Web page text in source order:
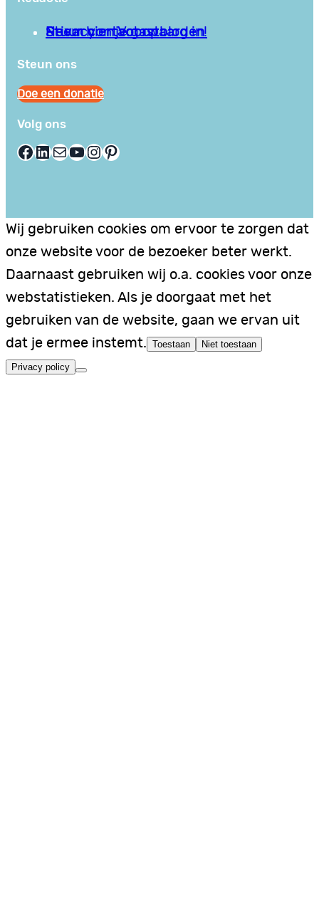
Privacy en Voorwaarden
Stuur hier je gastblog in!
Neem contact op
Steun ons
Doe een donatie
Volg ons
Facebook LinkedIn E-mail YouTube InstagramPinterest
Wij gebruiken cookies om ervoor te zorgen dat
onze website voor de bezoeker beter werkt.
Daarnaast gebruiken wij o.a. cookies voor onze
webstatistieken. Als je doorgaat met het
gebruiken van de website, gaan we ervan uit
dat je ermee instemt. Toestaan Niet toestaan
Privacy policy